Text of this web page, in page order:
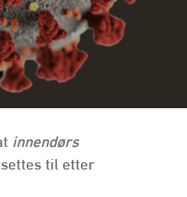
innendørs
til etter